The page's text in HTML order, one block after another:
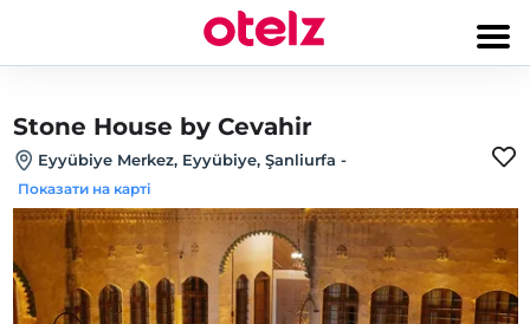
Stone House by Cevahir
Eyyübiye Merkez, Eyyübiye, Şanliurfa -
Показати на карті